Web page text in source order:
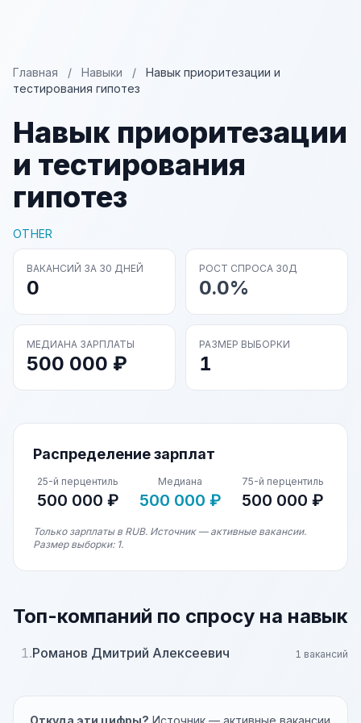
Главная / Навыки /
Навык приоритезации и
тестирования гипотез
Навык приоритезации
и тестирования
гипотез
OTHER
ВАКАНСИЙ ЗА 30 ДНЕЙ
0
РОСТ СПРОСА 30Д
0.0%
МЕДИАНА ЗАРПЛАТЫ
500 000 ₽
РАЗМЕР ВЫБОРКИ
1
Распределение зарплат
25-й перцентиль
500 000 ₽
Медиана
500 000 ₽
75-й перцентиль
500 000 ₽
Только зарплаты в RUB. Источник — активные вакансии.
Размер выборки: 1.
Топ-компаний по спросу на навык
1.Романов Дмитрий Алексеевич 1 вакансий
Откуда эти цифры? Источник — активные вакансии